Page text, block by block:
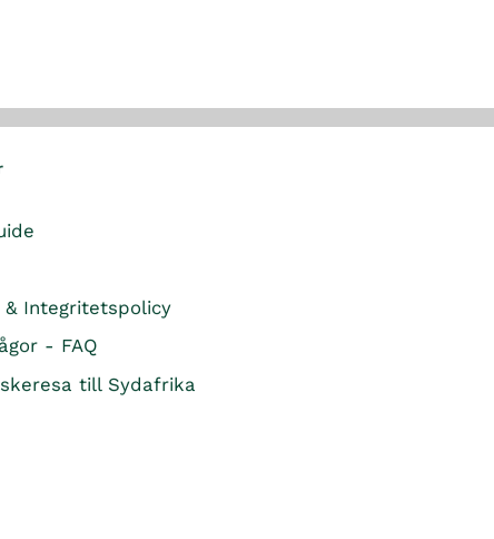
& Integritetspolicy
- FAQ
till Sydafrika